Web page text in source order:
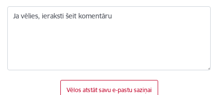
Ja vēlies, ieraksti šeit komentāru
Vēlos atstāt savu e-pastu saziņai